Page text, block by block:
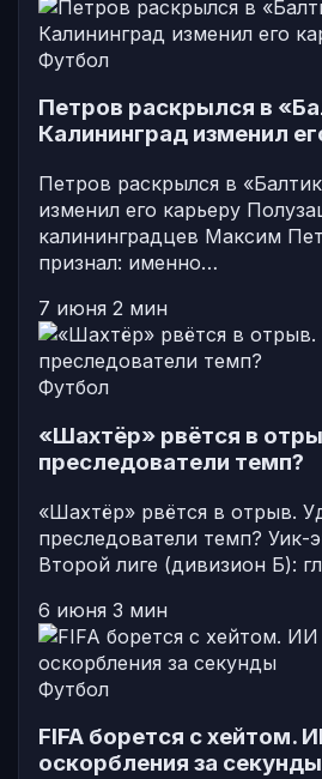
Футбол
Петров раскрылся в
Калининград изменил
Петров раскрылся в
изменил его карьеру
калининградцев Максим
признал: именно…
7 июня 2 мин
Футбол
«Шахтёр» рвётся в
преследователи темп?
«Шахтёр» рвётся в отрыв.
преследователи темп? Уик-
Второй лиге (дивизион Б):
6 июня 3 мин
Футбол
FIFA борется с хейтом.
оскорбления за секунды